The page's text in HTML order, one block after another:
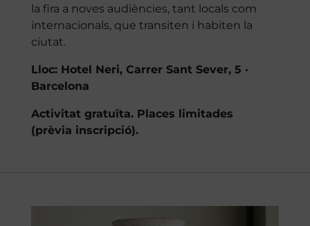
la fira a noves audiències, tant locals com
internacionals, que transiten i habiten la
ciutat.
Lloc: Hotel Neri, Carrer Sant Sever, 5 ·
Barcelona
Activitat gratuïta. Places limitades
(prèvia inscripció).